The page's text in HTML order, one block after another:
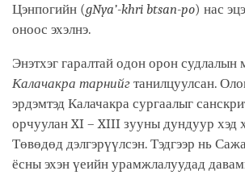
Цэнпогийн (gNya’-khri btsan-po) нас
оноос эхэлнэ.
Энэтхэг гаралтай одон орон судлалын
Калачакра тарнийг танилцуулсан.
эрдэмтэд Калачакра сургаалыг
орчуулан XI – XIII зууны дундуур хэд
Төвөдөд дэлгэрүүлсэн. Тэдгээр нь
ёсны эхэн үеийн урамжлалуудад